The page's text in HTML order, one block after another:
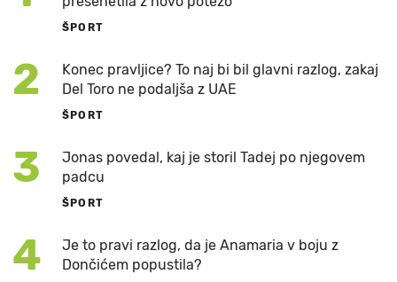
ŠPORT
2
Konec pravljice? To naj bi bil glavni razlog, zakaj
Del Toro ne podaljša z UAE
ŠPORT
3
Jonas povedal, kaj je storil Tadej po njegovem
padcu
ŠPORT
4
Je to pravi razlog, da je Anamaria v boju z
Dončićem popustila?